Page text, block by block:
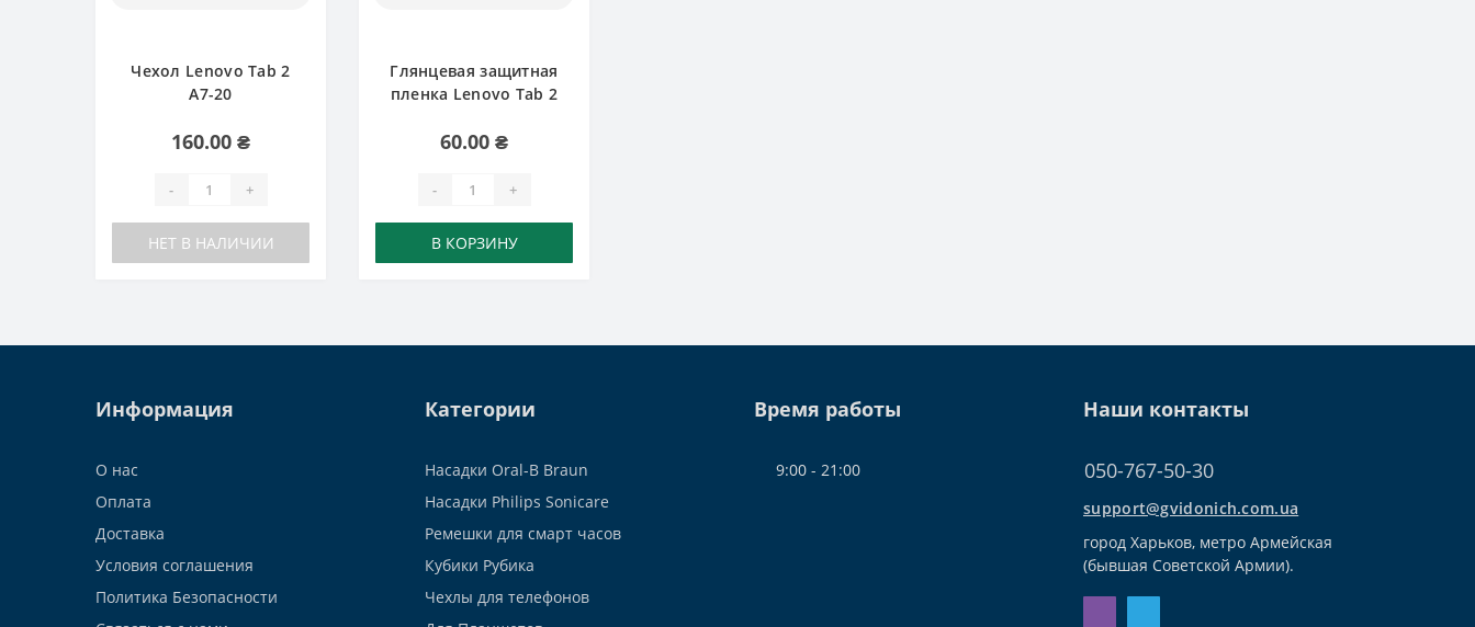
Чехол Lenovo Tab 2
A7-20
160.00 ₴
- +
НЕТ В НАЛИЧИИ
Глянцевая защитная
пленка Lenovo Tab 2
60.00 ₴
- +
В КОРЗИНУ
Информация
О нас
Оплата
Доставка
Условия соглашения
Политика Безопасности
Категории
Насадки Oral-B Braun
Насадки Philips Sonicare
Ремешки для смарт часов
Кубики Рубика
Чехлы для телефонов
Время работы
9:00 - 21:00
Наши контакты
050-767-50-30
support@gvidonich.com.ua
город Харьков, метро Армейская
(бывшая Советской Армии).